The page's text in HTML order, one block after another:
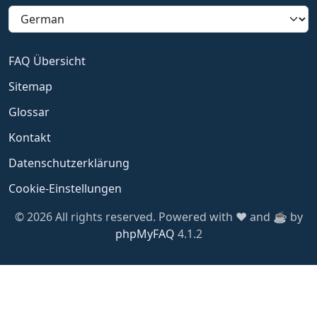
FAQ Übersicht
Sitemap
Glossar
Kontakt
Datenschutzerklärung
Cookie-Einstellungen
© 2026 All rights reserved. Powered with ❤️ and ☕️ by
phpMyFAQ 4.1.2